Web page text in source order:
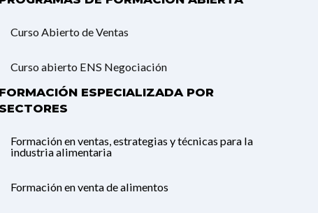
Curso Abierto de Ventas
Curso abierto ENS Negociación
FORMACIÓN ESPECIALIZADA POR
SECTORES
Formación en ventas, estrategias y técnicas para la
industria alimentaria
Formación en venta de alimentos